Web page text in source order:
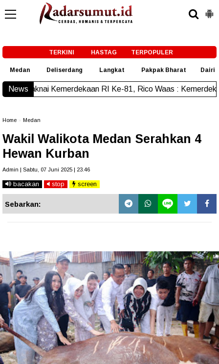
TERKINI HASTAG TERPOPULER
Medan Deliserdang Langkat Pakpak Bharat Dairi
News RI Ke-81, Rico Waas : Kemerdekaan Harus
Home Medan
Wakil Walikota Medan Serahkan 4
Hewan Kurban
Admin | Sabtu, 07 Juni 2025 | 23.46
bacakan stop screen
Sebarkan: